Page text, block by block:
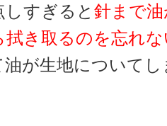
すぎると 針まで
拭き取るのを忘れ
が生地について